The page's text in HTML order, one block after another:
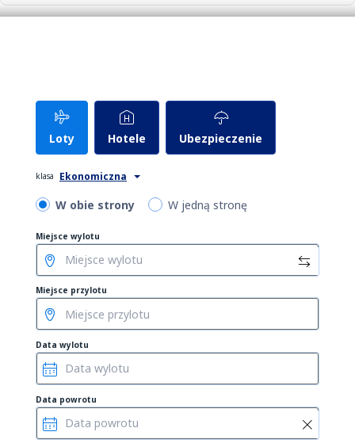
Loty Hotele Ubezpieczenie
klasa Ekonomiczna
W obie strony W jedną stronę
Miejsce wylotu
Miejsce przylotu
Data wylotu
Data powrotu